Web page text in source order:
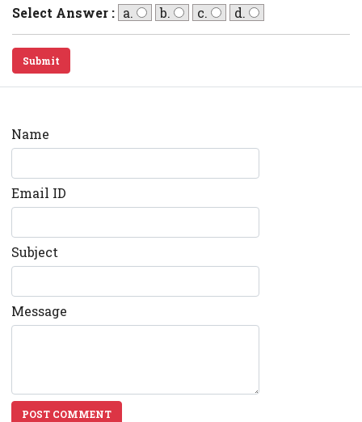
Select Answer : a. b. c. d.
Submit
Name
Email ID
Subject
Message
POST COMMENT